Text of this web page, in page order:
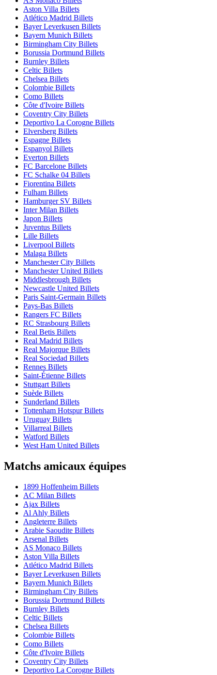
Aston Villa Billets
Atlético Madrid Billets
Bayer Leverkusen Billets
Bayern Munich Billets
Birmingham City Billets
Borussia Dortmund Billets
Burnley Billets
Celtic Billets
Chelsea Billets
Colombie Billets
Como Billets
Côte d'Ivoire Billets
Coventry City Billets
Deportivo La Corogne Billets
Elversberg Billets
Espagne Billets
Espanyol Billets
Everton Billets
FC Barcelone Billets
FC Schalke 04 Billets
Fiorentina Billets
Fulham Billets
Hamburger SV Billets
Inter Milan Billets
Japon Billets
Juventus Billets
Lille Billets
Liverpool Billets
Malaga Billets
Manchester City Billets
Manchester United Billets
Middlesbrough Billets
Newcastle United Billets
Paris Saint-Germain Billets
Pays-Bas Billets
Rangers FC Billets
RC Strasbourg Billets
Real Betis Billets
Real Madrid Billets
Real Majorque Billets
Real Sociedad Billets
Rennes Billets
Saint-Étienne Billets
Stuttgart Billets
Suède Billets
Sunderland Billets
Tottenham Hotspur Billets
Uruguay Billets
Villarreal Billets
Watford Billets
West Ham United Billets
Matchs amicaux équipes
1899 Hoffenheim Billets
AC Milan Billets
Ajax Billets
Al Ahly Billets
Angleterre Billets
Arabie Saoudite Billets
Arsenal Billets
AS Monaco Billets
Aston Villa Billets
Atlético Madrid Billets
Bayer Leverkusen Billets
Bayern Munich Billets
Birmingham City Billets
Borussia Dortmund Billets
Burnley Billets
Celtic Billets
Chelsea Billets
Colombie Billets
Como Billets
Côte d'Ivoire Billets
Coventry City Billets
Deportivo La Corogne Billets